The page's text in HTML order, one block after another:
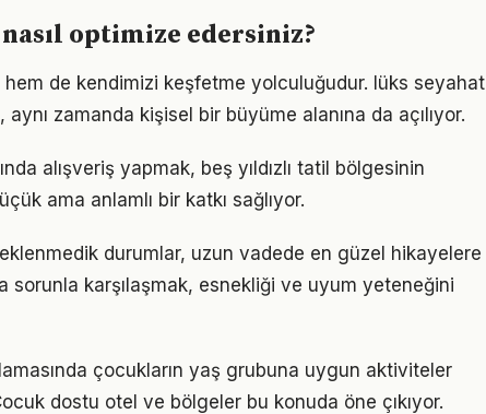
optimize edersiniz?
hem de kendimizi keşfetme yolculuğudur. lüks seyahat
aynı zamanda kişisel bir büyüme alanına da açılıyor.
alışveriş yapmak, beş yıldızlı tatil bölgesinin
ama anlamlı bir katkı sağlıyor.
durumlar, uzun vadede en güzel hikayelere
sorunla karşılaşmak, esnekliği ve uyum yeteneğini
çocukların yaş grubuna uygun aktiviteler
dostu otel ve bölgeler bu konuda öne çıkıyor.